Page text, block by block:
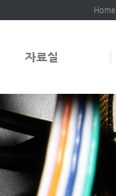
Home
자료실